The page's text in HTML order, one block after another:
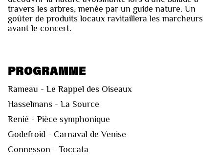
travers les arbres, menée par un guide nature. Un
goûter de produits locaux ravitaillera les marcheurs
avant le concert.
PROGRAMME
Rameau - Le Rappel des Oiseaux
Hasselmans - La Source
Renié - Pièce symphonique
Godefroid - Carnaval de Venise
Connesson - Toccata